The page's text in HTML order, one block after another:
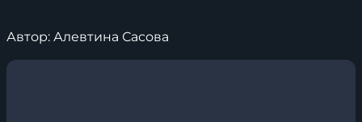
Автор: Алевтина Сасова